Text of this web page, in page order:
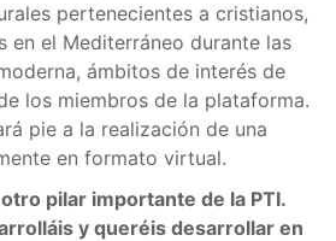
pertenecientes a cristianos,
en el Mediterráneo durante las
ámbitos de interés de
los miembros de la plataforma.
pie a la realización de una
en formato virtual.
pilar importante de la PTI.
y queréis desarrollar en